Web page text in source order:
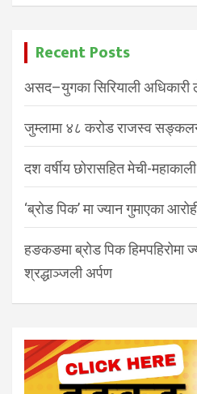
Recent Posts
असद–युगका सिरियाली अधिकारी
जुम्लामा ४८ करोड राजस्व
दश वर्षीय छोरासहित मेची-
‘ब्रोड पिक’ मा ज्यान गुमाएका
हङकङमा ब्रोड पिक हिमपहिरोमा
श्रद्धाञ्जली अर्पण